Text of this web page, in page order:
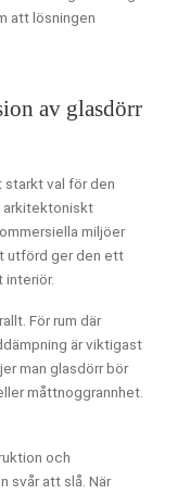
att lösningen
av glasdörr
starkt val för den
arkitektoniskt
miljöer
utförd ger den ett
För rum där
är viktigast
man glasdörr bör
måttnoggrannhet.
och
svår att slå. När